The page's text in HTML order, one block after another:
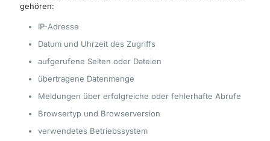
gehören:
IP-Adresse
Datum und Uhrzeit des Zugriffs
aufgerufene Seiten oder Dateien
übertragene Datenmenge
Meldungen über erfolgreiche oder fehlerhafte Abrufe
Browsertyp und Browserversion
verwendetes Betriebssystem